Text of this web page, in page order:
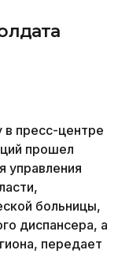
пресс-центре
прошел
управления
больницы,
диспансера, а
передает